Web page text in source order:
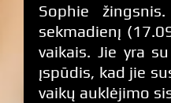
Sophie
sekmadienį
vaikais. Jie yra
įspūdis, kad jie
vaikų auklėjimo